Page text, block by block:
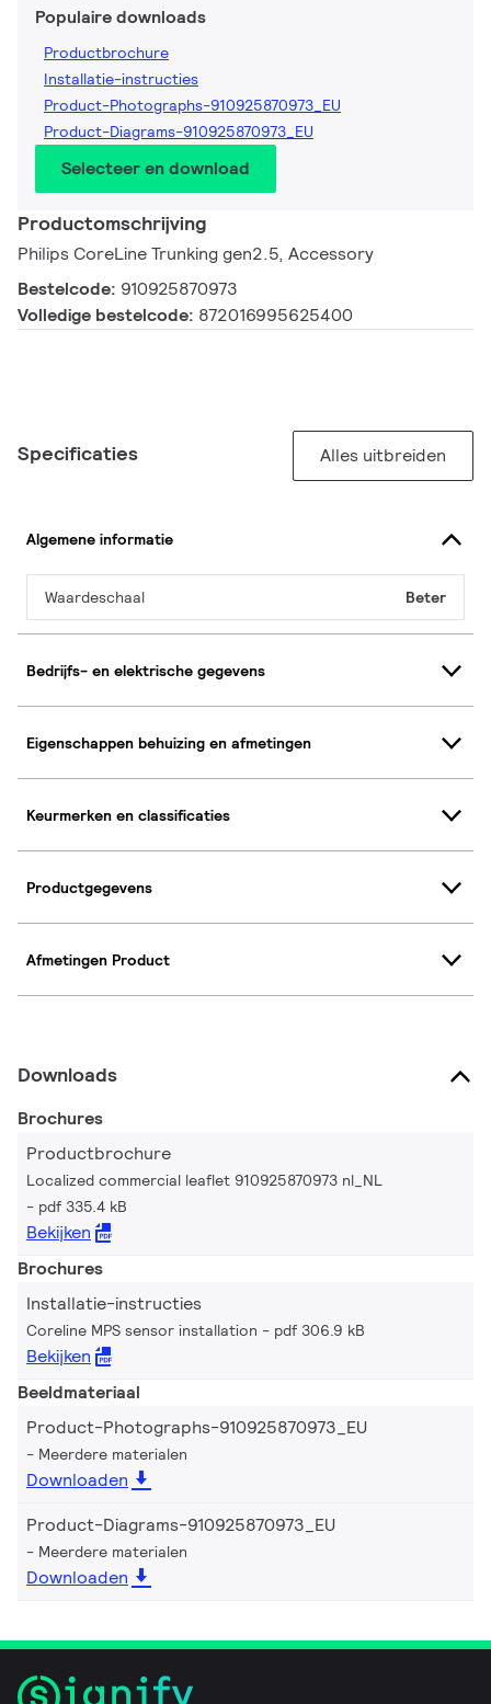
Populaire downloads
Productbrochure
Installatie-instructies
Product-Photographs-910925870973_EU
Product-Diagrams-910925870973_EU
Selecteer en download
Productomschrijving
Philips CoreLine Trunking gen2.5, Accessory
Bestelcode: 910925870973
Volledige bestelcode: 872016995625400
Specificaties Alles uitbreiden
Algemene informatie
Waardeschaal Beter
Bedrijfs- en elektrische gegevens
Eigenschappen behuizing en afmetingen
Keurmerken en classificaties
Productgegevens
Afmetingen Product
Downloads
Brochures
Productbrochure
Localized commercial leaflet 910925870973 nl_NL
pdf 335.4 kB
Bekijken
Brochures
Installatie-instructies
Coreline MPS sensor installation pdf 306.9 kB
Bekijken
Beeldmateriaal
Product-Photographs-910925870973_EU
Meerdere materialen
Downloaden
Product-Diagrams-910925870973_EU
Meerdere materialen
Downloaden